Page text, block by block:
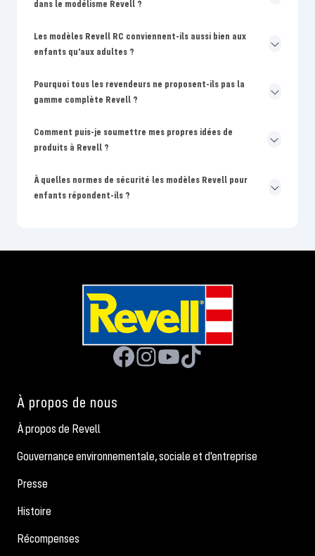
dans le modélisme Revell ?
Les modèles Revell RC conviennent-ils aussi bien aux
enfants qu'aux adultes ?
Pourquoi tous les revendeurs ne proposent-ils pas la
gamme complète Revell ?
Comment puis-je soumettre mes propres idées de
produits à Revell ?
À quelles normes de sécurité les modèles Revell pour
enfants répondent-ils ?
À propos de nous
À propos de Revell
Gouvernance environnementale, sociale et d'entreprise
Presse
Histoire
Récompenses